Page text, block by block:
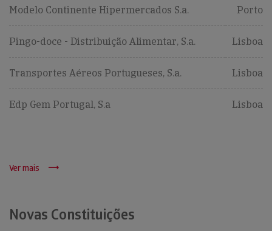
Modelo Continente Hipermercados S.a. Porto
Pingo-doce - Distribuição Alimentar, S.a. Lisboa
Transportes Aéreos Portugueses, S.a. Lisboa
Edp Gem Portugal, S.a Lisboa
Ver mais
Novas Constituições